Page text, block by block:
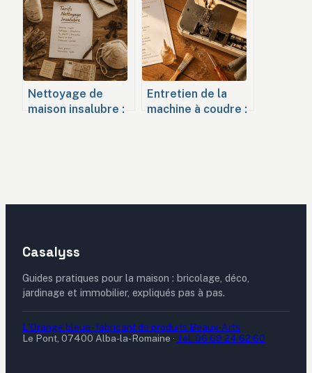
saturer vos tissus
règles de pose
pour éviter les
fissures
Nettoyage de
maison insalubre :
Entretien de la
machine à coudre :
Casalyss
Guides pratiques pour la maison : bricolage, déco,
jardinage et immobilier, expliqués pas à pas.
L'Orange bleue - fabricant de produits Beaux-Arts
Le Pont, 07400 Alba-la-Romaine · Tél. 06 69 24 62 60